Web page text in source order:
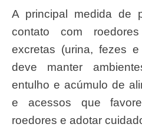
A principal medida de prevenção é evitar o
contato com
excretas (urina, fezes
deve manter
entulho e acúmulo de
e acessos que
roedores e adotar